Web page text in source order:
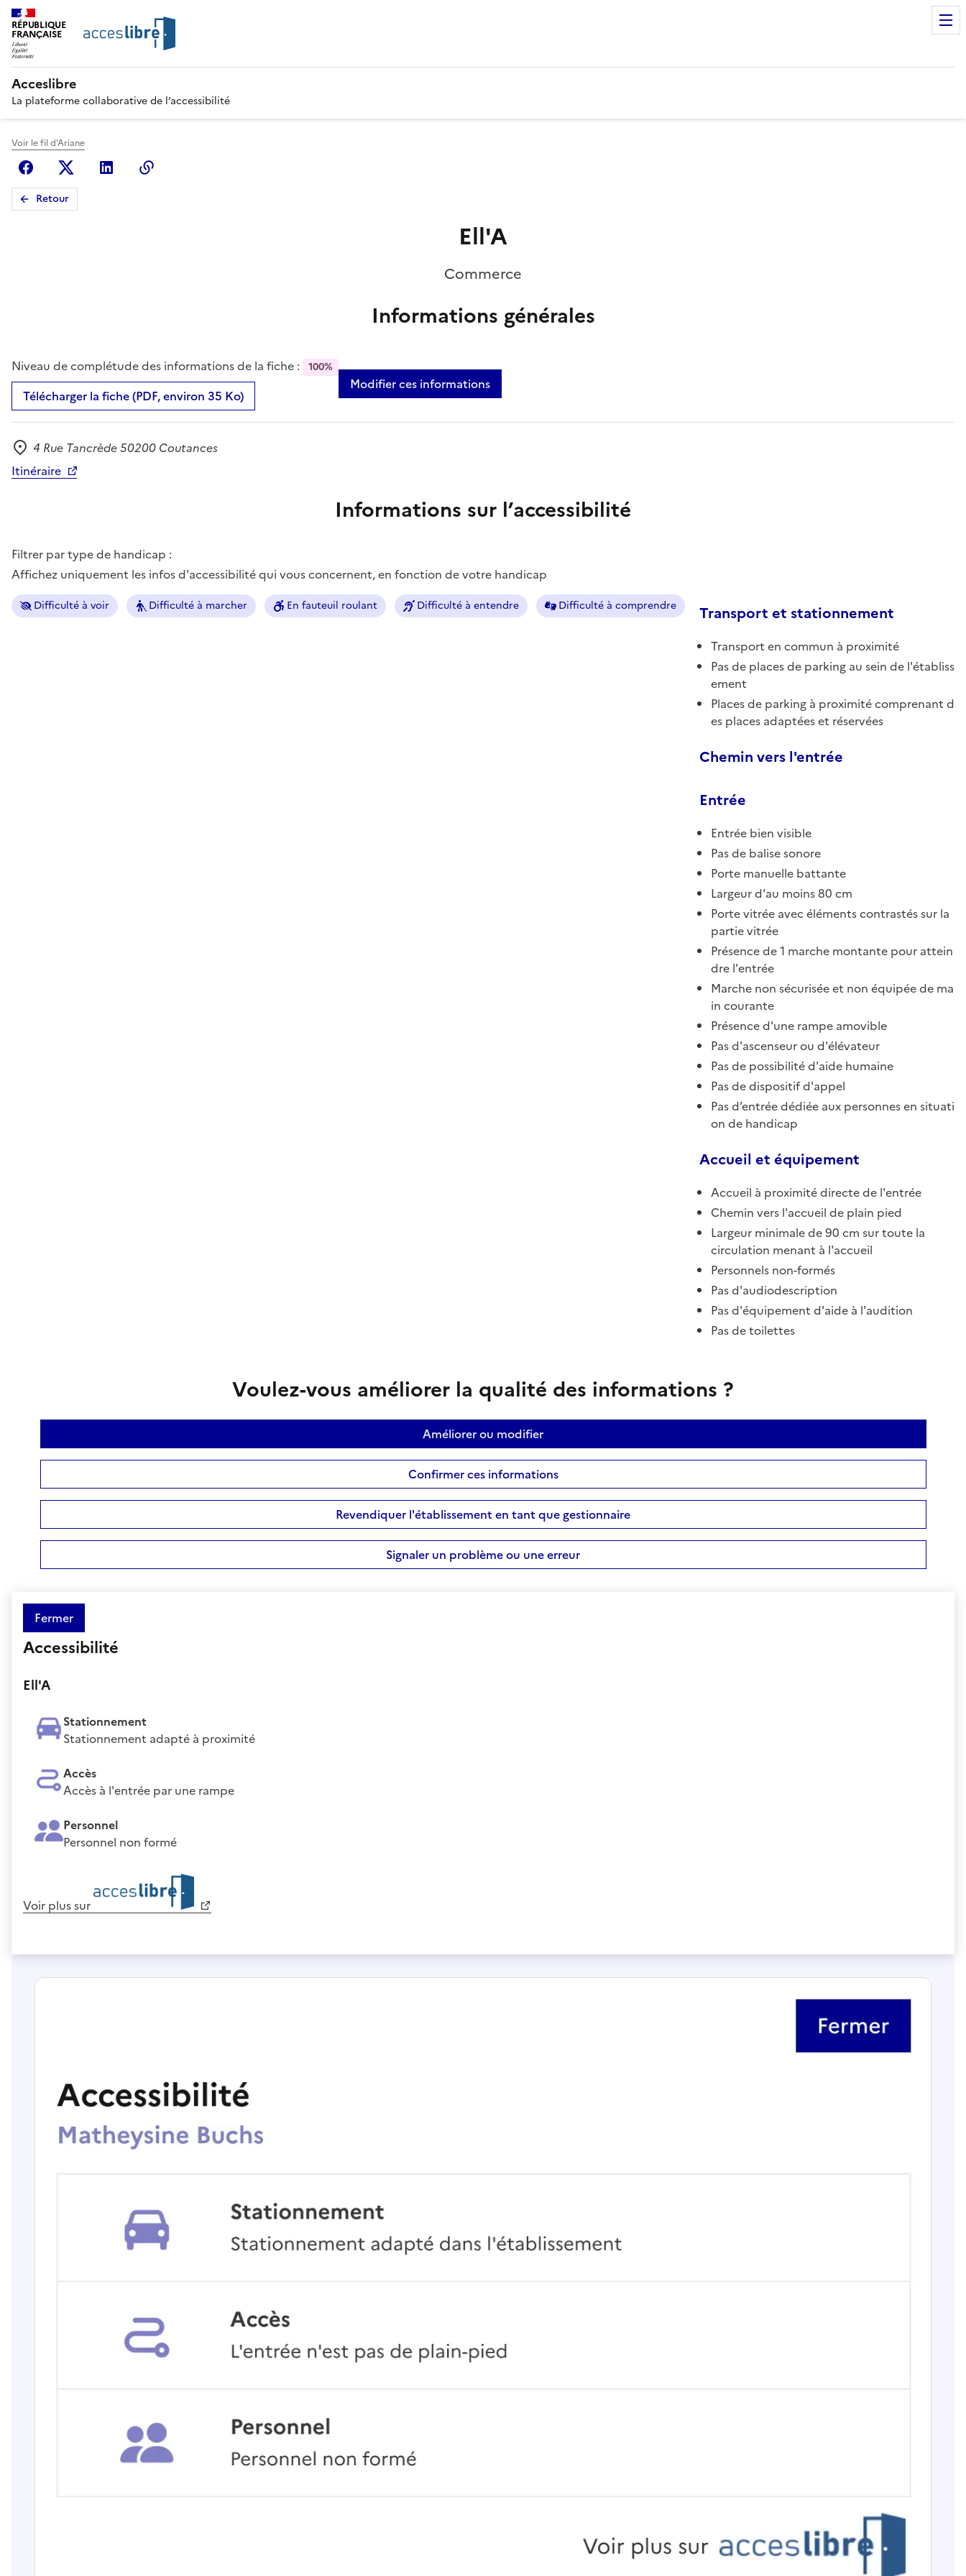
RÉPUBLIQUE
FRANÇAISE
Acceslibre
La plateforme collaborative de l’accessibilité
Voir le fil d'Ariane
FacebookX (anciennement Twitter)
Linkedin
Retour
Ell'A
Commerce
Informations générales
Niveau de complétude des informations de la fiche : 100%
Télécharger la fiche (PDF, environ 35 Ko)
Modifier ces informations
Adresse
4 Rue Tancrède 50200 Coutances
Itinéraire
Informations sur l’accessibilité
Filtrer par type de handicap :
Affichez uniquement les infos d'accessibilité qui vous concernent, en fonction de votre handicap
Difficulté à voir Difficulté à marcher En fauteuil roulant Difficulté à entendre Difficulté à comprendre Transport et stationnement
Transport en commun à proximité
Pas de places de parking au sein de l'établiss
ement
Places de parking à proximité comprenant d
es places adaptées et réservées
Chemin vers l'entrée
Entrée
Entrée bien visible
Pas de balise sonore
Porte manuelle battante
Largeur d'au moins 80 cm
Porte vitrée avec éléments contrastés sur la
partie vitrée
Présence de 1 marche montante pour attein
dre l'entrée
Marche non sécurisée et non équipée de ma
in courante
Présence d'une rampe amovible
Pas d'ascenseur ou d'élévateur
Pas de possibilité d'aide humaine
Pas de dispositif d'appel
Pas d’entrée dédiée aux personnes en situati
on de handicap
Accueil et équipement
Accueil à proximité directe de l'entrée
Chemin vers l'accueil de plain pied
Largeur minimale de 90 cm sur toute la
circulation menant à l'accueil
Personnels non-formés
Pas d'audiodescription
Pas d'équipement d'aide à l'audition
Pas de toilettes
Voulez-vous améliorer la qualité des informations ?
Améliorer ou modifier
Confirmer ces informations
Revendiquer l'établissement en tant que gestionnaire
Signaler un problème ou une erreur
Fermer
Accessibilité
Ell'A
Stationnement
Stationnement adapté à proximité
Accès
Accès à l'entrée par une rampe
Personnel
Personnel non formé
Voir plus sur